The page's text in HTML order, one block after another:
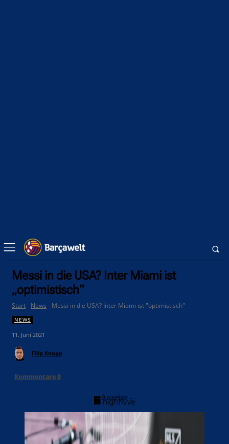
Messi in die USA? Inter Miami ist
„optimistisch“
Start News Messi in die USA? Inter Miami ist "optimistisch"
NEWS
11. Juni 2021
Filip Knopp
Kommentare0
- Anzeige -